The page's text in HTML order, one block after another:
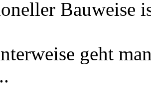
Bauweise
geht